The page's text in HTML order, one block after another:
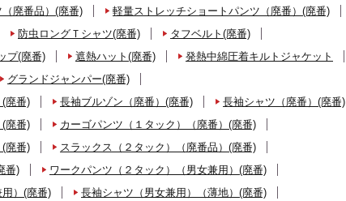
廃番品）(廃番)
軽量ストレッチショートパンツ（廃番）(廃番)
防虫ロングＴシャツ(廃番)
タフベルト(廃番)
プ(廃番) 遮熱ハット(廃番)
発熱中綿圧着キルトジャケット
グランドジャンパー(廃番)
廃番)
長袖ブルゾン（廃番）(廃番)
長袖シャツ（廃番）(廃番)
廃番)
カーゴパンツ（１タック）（廃番）(廃番)
廃番)
スラックス（２タック）（廃番品）(廃番)
番)
ワークパンツ（２タック）（男女兼用）(廃番)
）(廃番)
長袖シャツ（男女兼用）（薄地）(廃番)